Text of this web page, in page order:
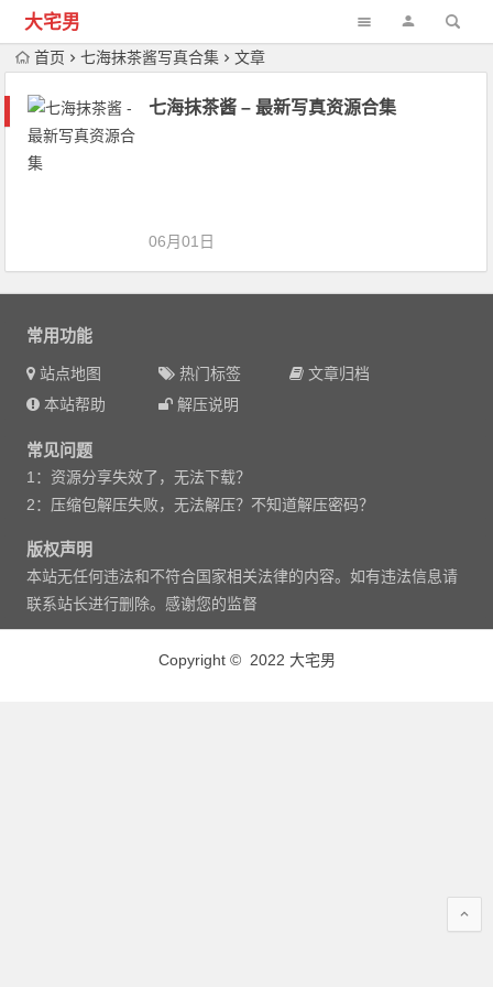
大宅男
首页 七海抹茶酱写真合集 文章
七海抹茶酱 – 最新写真资源合集
06月01日
常用功能
站点地图 热门标签
文章归档
本站帮助
解压说明
常见问题
1：资源分享失效了，无法下载？
2：压缩包解压失败，无法解压？不知道解压密码？
版权声明
本站无任何违法和不符合国家相关法律的内容。如有违法信息请
联系站长进行删除。感谢您的监督
Copyright © 2022 大宅男